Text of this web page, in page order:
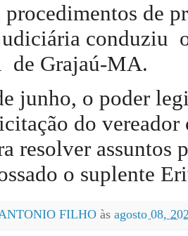
procedimentos de
conduziu
de Grajaú-MA.
junho, o poder
do
resolver assuntos
o suplente
FILHO às agosto 08,